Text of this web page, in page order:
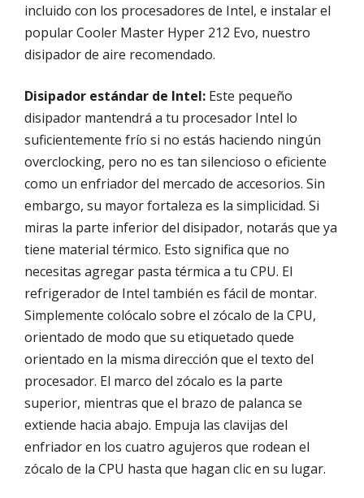
incluido con los procesadores de Intel, e instalar el
popular Cooler Master Hyper 212 Evo, nuestro
disipador de aire recomendado.
Disipador estándar de Intel: Este pequeño
disipador mantendrá a tu procesador Intel lo
suficientemente frío si no estás haciendo ningún
overclocking, pero no es tan silencioso o eficiente
como un enfriador del mercado de accesorios. Sin
embargo, su mayor fortaleza es la simplicidad. Si
miras la parte inferior del disipador, notarás que ya
tiene material térmico. Esto significa que no
necesitas agregar pasta térmica a tu CPU. El
refrigerador de Intel también es fácil de montar.
Simplemente colócalo sobre el zócalo de la CPU,
orientado de modo que su etiquetado quede
orientado en la misma dirección que el texto del
procesador. El marco del zócalo es la parte
superior, mientras que el brazo de palanca se
extiende hacia abajo. Empuja las clavijas del
enfriador en los cuatro agujeros que rodean el
zócalo de la CPU hasta que hagan clic en su lugar.